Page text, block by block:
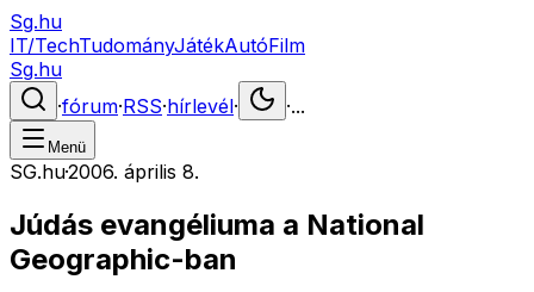
Sg.hu
IT/TechTudományJátékAutóFilm
Sg.hu
·fórum·RSS·hírlevél· ·...
Menü
SG.hu·2006. április 8.
Júdás evangéliuma a National
Geographic-ban